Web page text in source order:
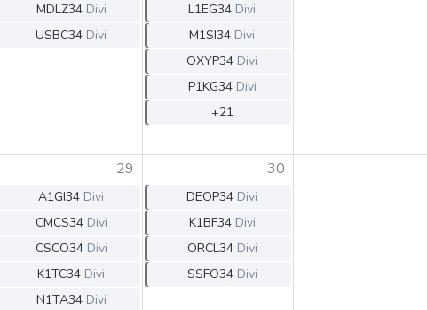
MDLZ34 Divi
USBC34 Divi
L1EG34 Divi
M1SI34 Divi
OXYP34 Divi
P1KG34 Divi
+21
29
A1GI34 Divi
CMCS34 Divi
CSCO34 Divi
K1TC34 Divi
N1TA34 Divi
30
DEOP34 Divi
K1BF34 Divi
ORCL34 Divi
SSFO34 Divi